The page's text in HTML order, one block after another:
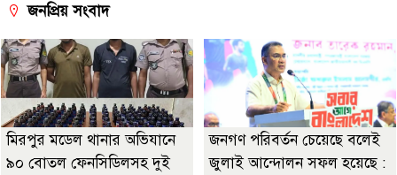
জনপ্রিয় সংবাদ
মিরপুর মডেল থানার অভিযানে
৯০ বোতল ফেনসিডিলসহ দুই
জনগণ পরিবর্তন চেয়েছে বলেই
জুলাই আন্দোলন সফল হয়েছে :